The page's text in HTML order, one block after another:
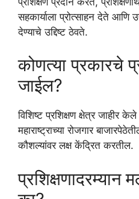
सहकार्याला प्रोत्साहन देते आणि
देण्याचे उद्दिष्ट ठेवते.
कोणत्या प्रकारचे
जाईल?
विशिष्ट प्रशिक्षण क्षेत्र जाहीर
महाराष्ट्राच्या रोजगार
कौशल्यांवर लक्ष केंद्रित करतील.
प्रशिक्षणादरम्यान